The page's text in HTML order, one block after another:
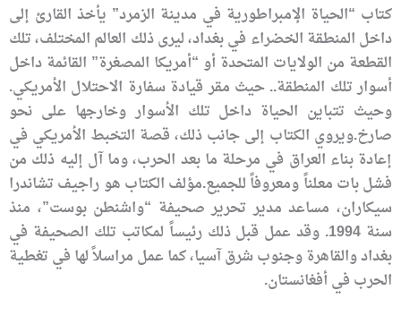
كتاب “الحياة الإمبراطورية في مدينة الزمرد” يأخذ القارئ إلى
داخل المنطقة الخضراء في بغداد، ليرى ذلك العالم المختلف، تلك
القطعة من الولايات المتحدة أو “أمريكا المصغرة” القائمة داخل
أسوار تلك المنطقة.. حيث مقر قيادة سفارة الاحتلال الأمريكي.
وحيث تتباين الحياة داخل تلك الأسوار وخارجها على نحو
صارخ.ويروي الكتاب إلى جانب ذلك، قصة التخبط الأمريكي في
إعادة بناء العراق في مرحلة ما بعد الحرب، وما آل إليه ذلك من
فشل بات معلناً ومعروفاً للجميع.مؤلف الكتاب هو راجيف تشاندرا
سيكاران، مساعد مدير تحرير صحيفة “واشنطن بوست”، منذ
سنة 1994. وقد عمل قبل ذلك رئيساً لمكاتب تلك الصحيفة في
بغداد والقاهرة وجنوب شرق آسيا، كما عمل مراسلاً لها في تغطية
الحرب في أفغانستان.